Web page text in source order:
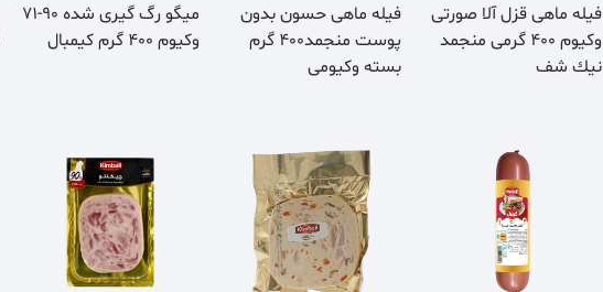
فيله ماهی قزل آلا صورتی
وكيوم 400 گرمی منجمد
نيك شف
فیله ماهی حسون بدون
پوست منجمد400 گرم
بسته وکیومی
میگو رگ گیری شده 90-71
وکیوم 400 گرم کیمبال